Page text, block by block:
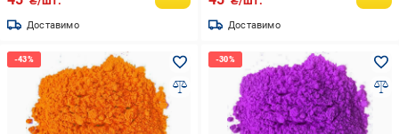
Доставимо Доставимо